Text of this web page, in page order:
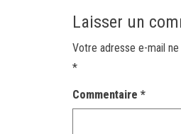
Laisser un
Votre adresse e-mail
*
Commentaire*